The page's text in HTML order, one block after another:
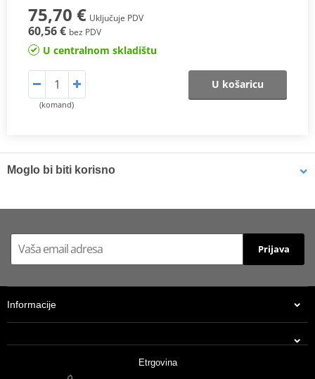
75,70 € Uključuje PDV
60,56 € bez PDV
U centralnom skladištu
(komand)
U košaricu
Moglo bi biti korisno
Prijava
Informacije
Etrgovina